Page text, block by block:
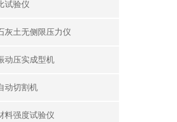
试验仪
灰土无侧限压力仪
动压实成型机
动切割机
料强度试验仪